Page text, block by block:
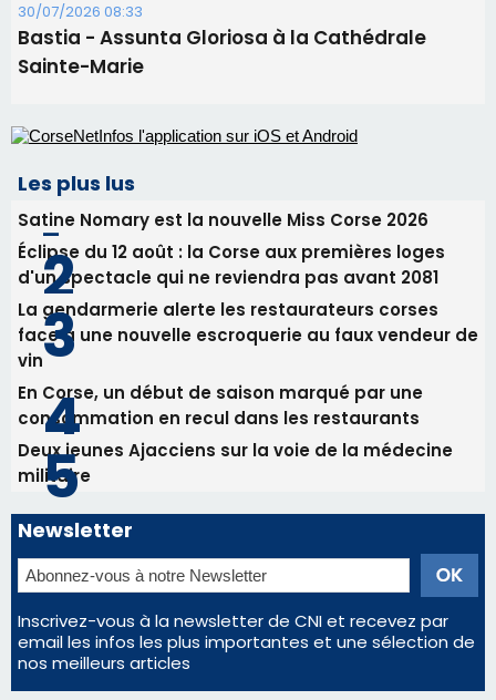
30/07/2026 08:33
Bastia - Assunta Gloriosa à la Cathédrale
Sainte-Marie
Les plus lus
Satine Nomary est la nouvelle Miss Corse 2026
Éclipse du 12 août : la Corse aux premières loges
d'un spectacle qui ne reviendra pas avant 2081
La gendarmerie alerte les restaurateurs corses
face à une nouvelle escroquerie au faux vendeur de
vin
En Corse, un début de saison marqué par une
consommation en recul dans les restaurants
Deux jeunes Ajacciens sur la voie de la médecine
militaire
Newsletter
Inscrivez-vous à la newsletter de CNI et recevez par
email les infos les plus importantes et une sélection de
nos meilleurs articles